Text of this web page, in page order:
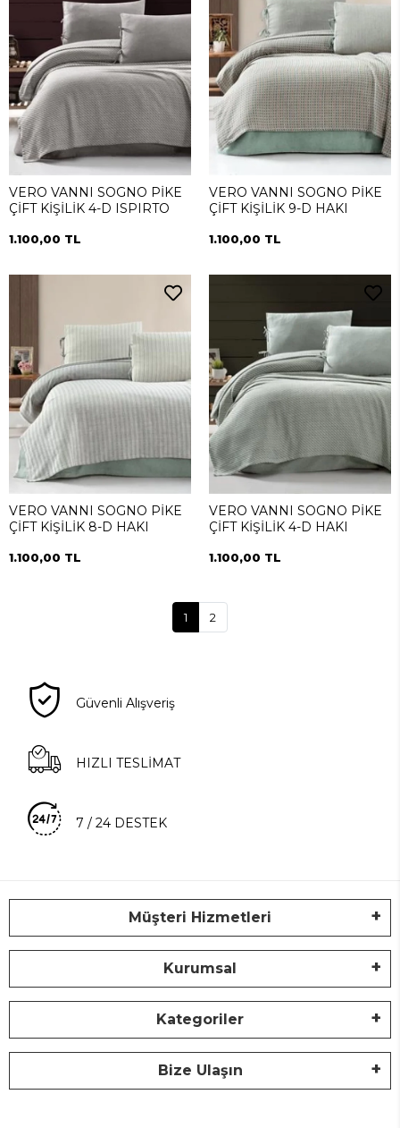
VERO VANNI SOGNO PİKE
ÇİFT KİŞİLİK 4-D ISPIRTO
1.100,00 TL
VERO VANNI SOGNO PİKE
ÇİFT KİŞİLİK 9-D HAKI
1.100,00 TL
VERO VANNI SOGNO PİKE
ÇİFT KİŞİLİK 8-D HAKI
1.100,00 TL
VERO VANNI SOGNO PİKE
ÇİFT KİŞİLİK 4-D HAKI
1.100,00 TL
1 2
Güvenli Alışveriş
HIZLI TESLİMAT
7 / 24 DESTEK
Müşteri Hizmetleri
Kurumsal
Kategoriler
Bize Ulaşın